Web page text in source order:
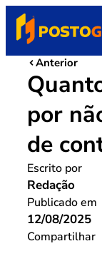
Anterior
por
de
Escrito por
Redação
Publicado em
12/08/2025
Compartilhar